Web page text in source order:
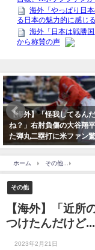
【海外】「怪我してるん
ね？」右肘負傷の大谷翔
た弾丸二塁打に米ファン
ホーム その他
その他
【海外】「近所
つけたんだけど....
2023年2月21日